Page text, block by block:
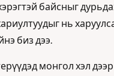
байсныг
биз дээ.
монгол хэл дээр